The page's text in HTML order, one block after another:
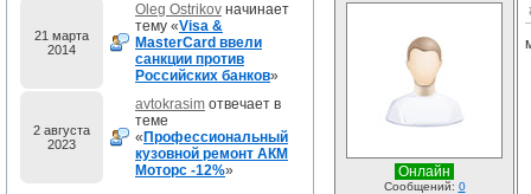
21 марта
2014
Oleg Ostrikov начинает
тему «Visa &
MasterCard ввели
санкции против
Российских банков»
2 августа
2023
avtokrasim отвечает в
теме
« Профессиональный
кузовной ремонт АКМ
Моторс -12%» Онлайн
Сообщений: 0